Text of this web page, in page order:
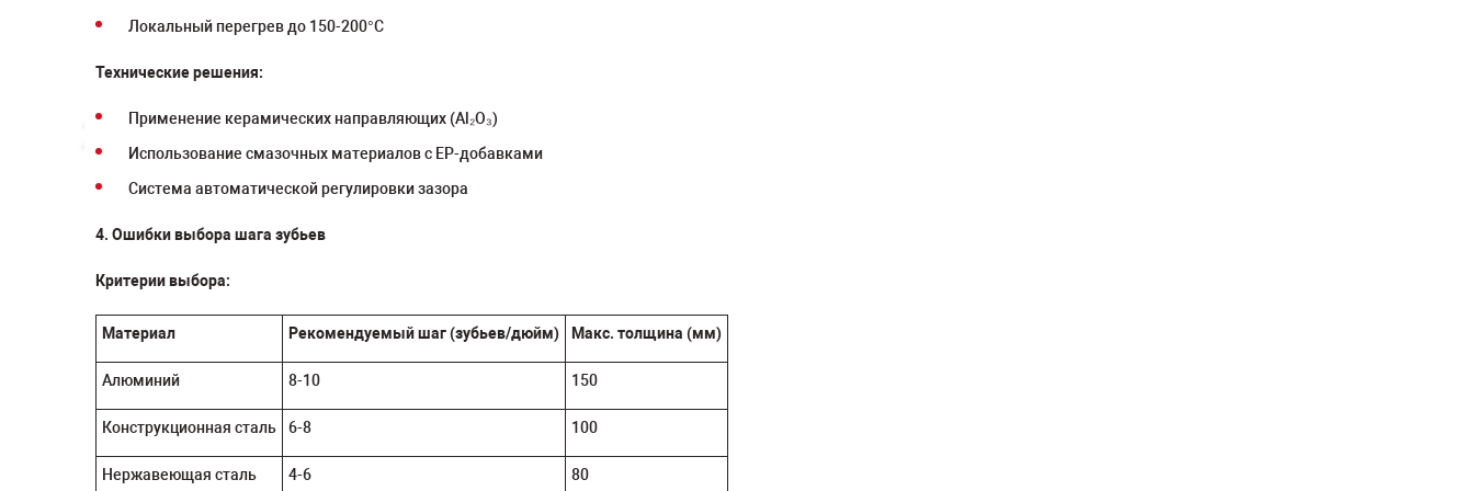
Локальный перегрев до 150-200°C
Технические решения:
Применение керамических направляющих (Al₂O₃)
Использование смазочных материалов с EP-добавками
Система автоматической регулировки зазора
4. Ошибки выбора шага зубьев
Критерии выбора:
Материал Рекомендуемый шаг (зубьев/дюйм) Макс. толщина (мм)
Алюминий 8-10 150
Конструкционная сталь 6-8 100
Нержавеющая сталь 4-6 80